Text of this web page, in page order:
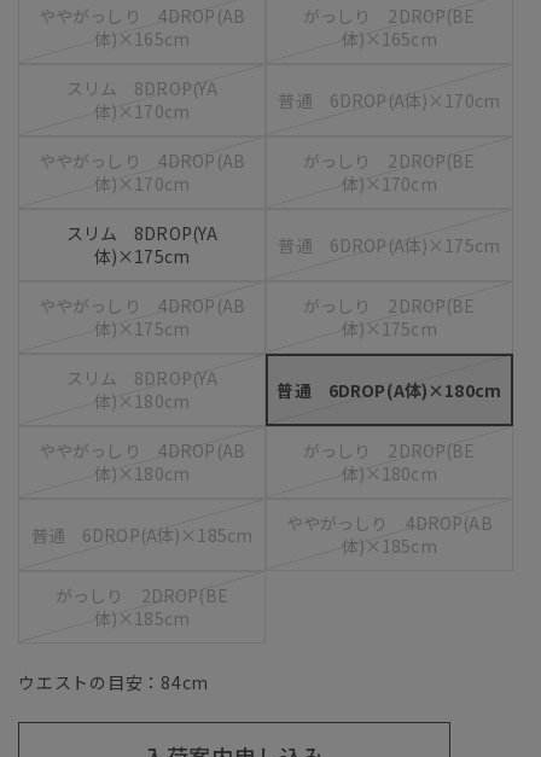
ややがっしり 4DROP(AB
体)×165cm
がっしり 2DROP(BE
体)×165cm
スリム 8DROP(YA
体)×170cm
普通 6DROP(A体)×170cm
ややがっしり 4DROP(AB
体)×170cm
がっしり 2DROP(BE
体)×170cm
スリム 8DROP(YA
体)×175cm
普通 6DROP(A体)×175cm
ややがっしり 4DROP(AB
体)×175cm
がっしり 2DROP(BE
体)×175cm
スリム 8DROP(YA
体)×180cm
普通 6DROP(A体)×180cm
ややがっしり 4DROP(AB
体)×180cm
がっしり 2DROP(BE
体)×180cm
普通 6DROP(A体)×185cm
ややがっしり 4DROP(AB
体)×185cm
がっしり 2DROP(BE
体)×185cm
ウエストの目安： 84cm